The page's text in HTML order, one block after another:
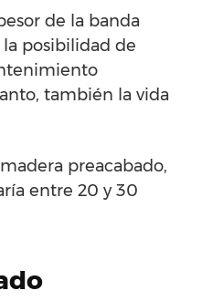
de la banda
posibilidad de
también la vida
preacabado,
entre 20 y 30